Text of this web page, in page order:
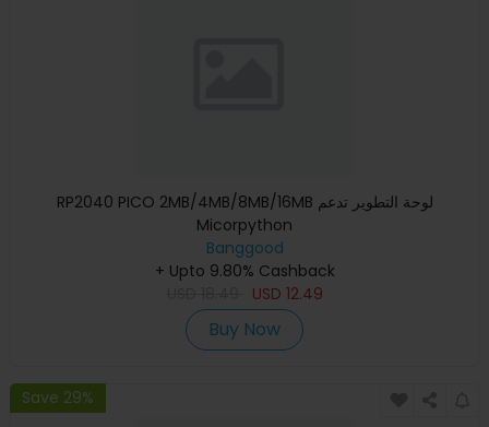
RP2040 PICO 2MB/4MB/8MB/16MB لوحة التطوير تدعم
Micorpython
Banggood
+ Upto 9.80% Cashback
USD 12.49
Buy Now
Save 29%